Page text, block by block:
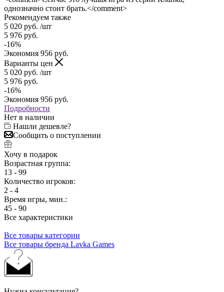
однозначно стоит брать.</comment>
Рекомендуем также
5 020 руб. /шт
5 976 руб.
-16%
Экономия 956 руб.
Варианты цен
5 020 руб. /шт
5 976 руб.
-16%
Экономия 956 руб.
Подробности
Нет в наличии
Нашли дешевле?
Сообщить о поступлении
Хочу в подарок
Возрастная группа:
13 - 99
Количество игроков:
2 - 4
Время игры, мин.:
45 - 90
Все характеристики
Все товары категории
Все товары бренда Lavka Games